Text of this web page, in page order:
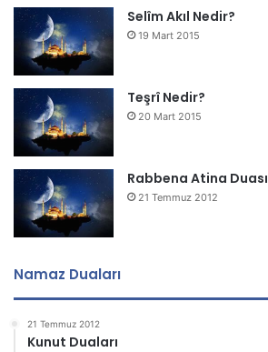
Selîm Akıl Nedir?
19 Mart 2015
Teşrî Nedir?
20 Mart 2015
Rabbena Atina Duası
21 Temmuz 2012
Namaz Duaları
21 Temmuz 2012
Kunut Duaları